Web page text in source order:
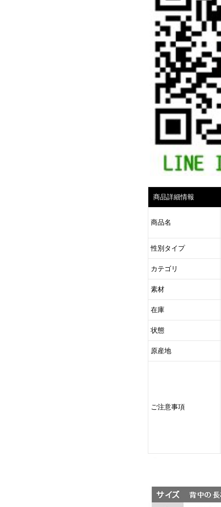
商品詳細情報
商品名
性別タイプ
カテゴリ
素材
在庫
状態
原産地
ご注意事項